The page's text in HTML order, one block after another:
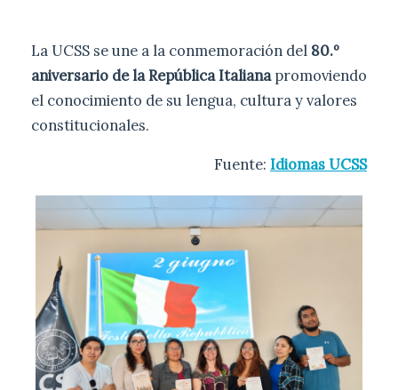
La UCSS se une a la conmemoración del 80.º
aniversario de la República Italianapromoviendo
el conocimiento de su lengua, cultura y valores
constitucionales.
Fuente: Idiomas UCSS